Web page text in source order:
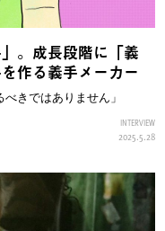
。成長段階に「義
作る義手メーカー
きではありません」
INTERVIEW
2025.5.28